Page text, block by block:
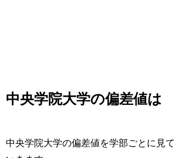
中央学院大学の偏差値は
中央学院大学の偏差値を学部ごとに見て